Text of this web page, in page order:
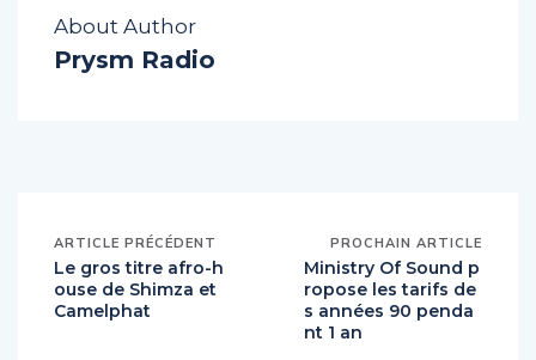
About Author
Prysm Radio
ARTICLE PRÉCÉDENT
Le gros titre afro-h
ouse de Shimza et
Camelphat
PROCHAIN ARTICLE
Ministry Of Sound p
ropose les tarifs de
s années 90 penda
nt 1 an